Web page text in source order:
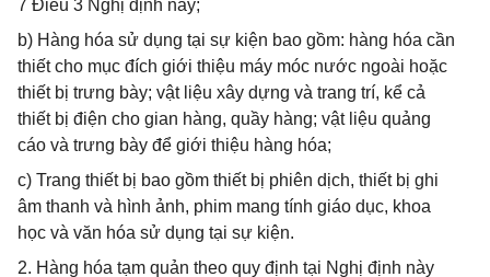
7 Điều 3 Nghị định này;
b) Hàng hóa sử dụng tại sự kiện bao gồm: hàng hóa cần
thiết cho mục đích giới thiệu máy móc nước ngoài hoặc
thiết bị trưng bày; vật liệu xây dựng và trang trí, kể cả
thiết bị điện cho gian hàng, quầy hàng; vật liệu quảng
cáo và trưng bày để giới thiệu hàng hóa;
c) Trang thiết bị bao gồm thiết bị phiên dịch, thiết bị ghi
âm thanh và hình ảnh, phim mang tính giáo dục, khoa
học và văn hóa sử dụng tại sự kiện.
2. Hàng hóa tạm quản theo quy định tại Nghị định này